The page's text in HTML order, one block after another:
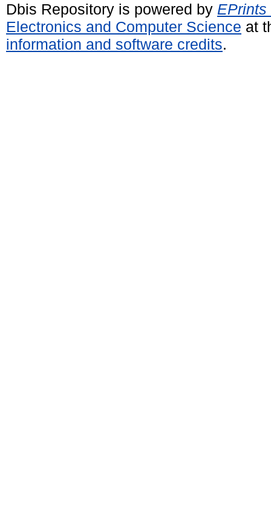
Dbis Repository is powered by EPrints
Electronics and Computer Science at
information and software credits.